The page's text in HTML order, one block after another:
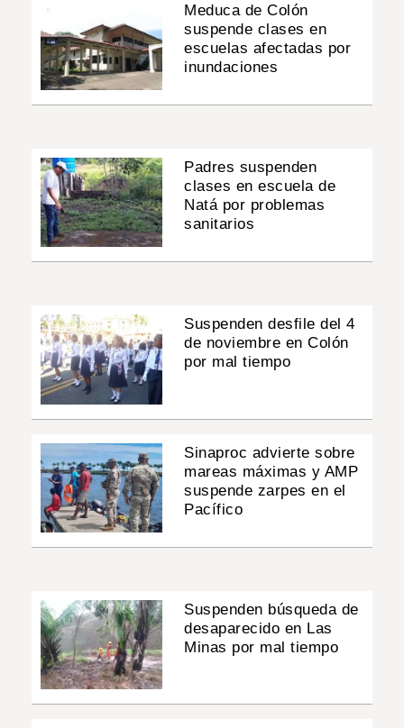
Meduca de Colón
suspende clases en
escuelas afectadas por
inundaciones
Padres suspenden
clases en escuela de
Natá por problemas
sanitarios
Suspenden desfile del 4
de noviembre en Colón
por mal tiempo
Sinaproc advierte sobre
mareas máximas y AMP
suspende zarpes en el
Pacífico
Suspenden búsqueda de
desaparecido en Las
Minas por mal tiempo